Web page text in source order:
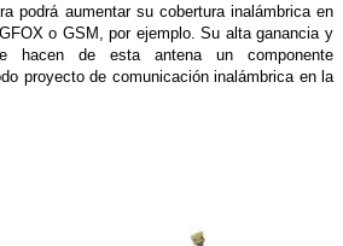
podrá aumentar su cobertura inalámbrica en
o GSM, por ejemplo. Su alta ganancia y
hacen de esta antena un componente
proyecto de comunicación inalámbrica en la